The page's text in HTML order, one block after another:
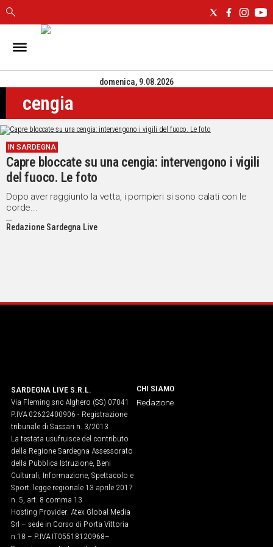
IN
CAGLIARI
SASSARI
NUORO
ORISTANO
SULCIS
GALLURA
OGLIASTRA
MEDIO
CAMPIDANO
ITALIA
VIDEO
Vai
UNISCITI
AL CANALE
WHATSAPP
domenica, 9.08.2026
cengia
IN SARDEGNA
Capre bloccate su una cengia: intervengono i vigili
del fuoco. Le foto
Dopo aver raggiunto la vetta, i pompieri si sono calati con le
corde...
Redazione Sardegna Live
SARDEGNA LIVE S.R.L.
Via Fleming snc Alghero (SS) 07041
P.IVA 02622400906 - Registrazione
tribunale di Sassari n. 3/2013
La testata usufruisce del contributo
della Regione Sardegna Assessorato
della Pubblica Istruzione, Beni
Culturali, Informazione, Spettacolo e
Sport. legge regionale 13 aprile 2017
n. 5, art. 8 comma 13
Hosting Provider: Atex Global Media
Srl – sede in Corso di Porta Vittoria
n.18 – P.IVA IT05518120968​–
CHI SIAMO
Redazione